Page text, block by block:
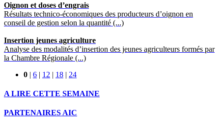
Oignon et doses d’engrais
Résultats technico-économiques des producteurs d’oignon en
conseil de gestion selon la quantité (...)
Insertion jeunes agriculture
Analyse des modalités d’insertion des jeunes agriculteurs formés par
la Chambre Régionale (...)
0 | 6 | 12 | 18 | 24
A LIRE CETTE SEMAINE
PARTENAIRES AIC